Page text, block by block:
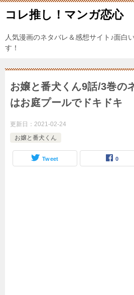
コレ推し！マンガ恋心
人気漫画のネタバレ＆感想サイト♪面白
す！
お嬢と番犬くん9話/3巻の
はお庭プールでドキドキ
更新日： 2021-02-24
お嬢と番犬くん
Tweet 0